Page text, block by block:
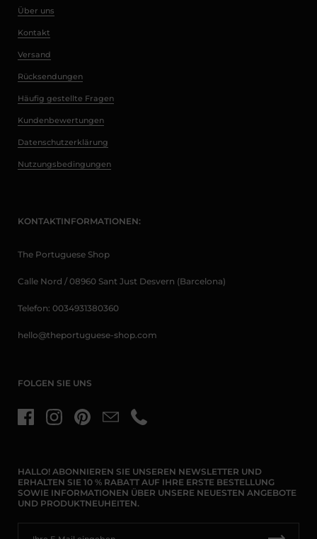
Über uns
Kontakt
Versand
Rücksendungen
Häufig gestellte Fragen
Kundenbewertungen
Datenschutzerklärung
Nutzungsbedingungen
KONTAKTINFORMATIONEN:
The Portuguese Shop
Calle Nord / 08960 Sant Just Desvern (Barcelona)
Telefon: 0034931380360
hello@theportuguese-shop.com
FOLGEN SIE UNS
FacebookInstagramPinterestE-Mail Telefon
HALLO! ABONNIEREN SIE UNSEREN NEWSLETTER UND
ERHALTEN SIE 10 % RABATT AUF IHRE ERSTE BESTELLUNG
SOWIE INFORMATIONEN ÜBER UNSERE NEUESTEN ANGEBOTE
UND PRODUKTNEUHEITEN.